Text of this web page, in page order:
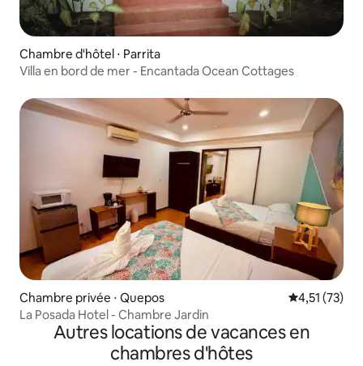
Chambre d'hôtel ⋅ Parrita
Villa en bord de mer - Encantada Ocean Cottages
Chambre privée ⋅ Quepos Évaluation
4,51 (73)
La Posada Hotel - Chambre Jardin
Autres locations de vacances en
chambres d'hôtes